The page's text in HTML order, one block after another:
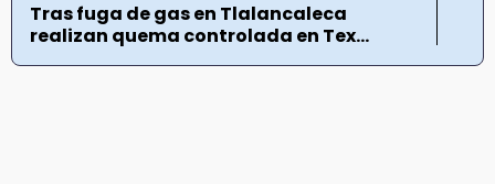
Tras fuga de gas en Tlalancaleca
realizan quema controlada en Tex...